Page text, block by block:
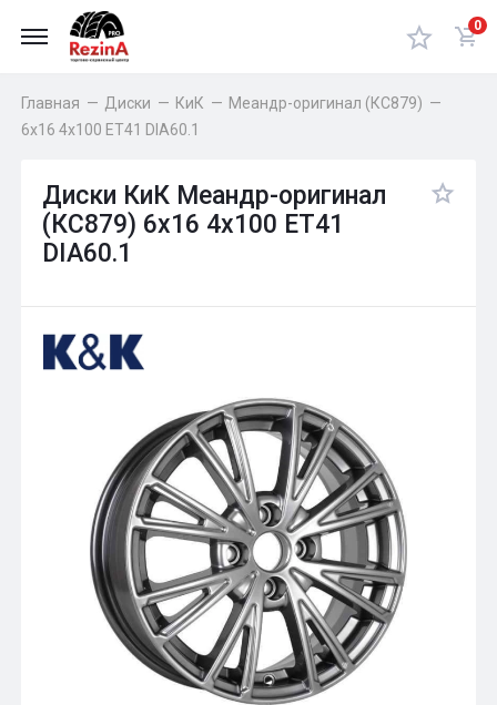
0
Главная — Диски — КиК — Меандр-оригинал (КС879) —
6x16 4x100 ET41 DIA60.1
Диски КиК Меандр-оригинал
(КС879) 6x16 4x100 ET41
DIA60.1